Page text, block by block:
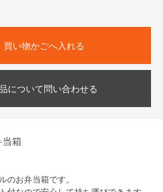
買い物かごへ入れる
について問い合わせる
箱
のお弁当箱です。